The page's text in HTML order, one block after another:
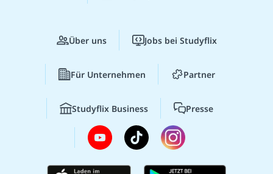
Über uns Jobs bei Studyflix
Für Unternehmen Partner
Studyflix Business Presse